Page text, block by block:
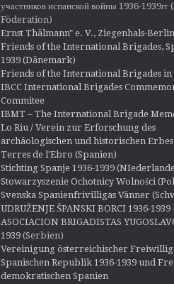
участников испанской войны 1936-1939гг
Föderation)
Ernst Thälmann" e. V., Ziegenhals-
Friends of the International Brigades,
1939 (Dänemark)
Friends of the International Brigades
IBCC International Brigades
Commitee
IBMT – The International Brigade
Lo Riu / Verein zur Erforschung des
archäologischen und historischen
Terres de l'Ebro (Spanien)
Stichting Spanje 1936-1939
Stowarzyszenie Ochotnicy Wolności
Svenska Spanienfrivilligas Vänner
UDRUŽENJE ŠPANSKI BORCI 1936-1939
ASOCIACION BRIGADISTAS
1939(Serbien)
Vereinigung österreichischer
Spanischen Republik 1936-1939 und
demokratischen Spanien